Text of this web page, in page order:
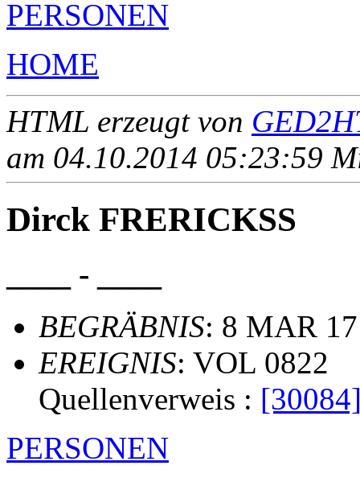
PERSONEN
HOME
HTML erzeugt von
am 04.10.2014 05:23:59
Dirck FRERICKSS
____ - ____
BEGRÄBNIS: 8 MAR
EREIGNIS: VOL 0822
Quellenverweis :
PERSONEN